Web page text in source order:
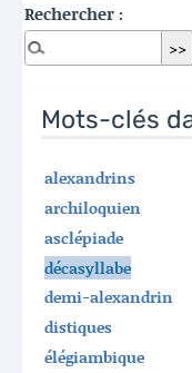
Rechercher :
Mots-clés
alexandrins
archiloquien
asclépiade
décasyllabe
demi-alexandrin
distiques
élégiambique